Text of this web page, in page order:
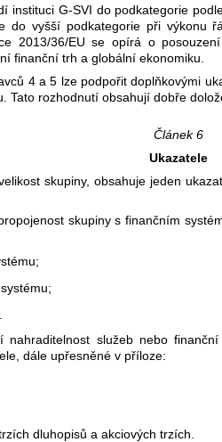
G-SVI do podkategorie
do vyšší podkategorie při výkonu
2013/36/EU se opírá o
finanční trh a globální ekonomiku.
4 a 5 lze podpořit doplňkovými
Tato rozhodnutí obsahují dobře
Článek 6
Ukazatele
skupiny, obsahuje jeden
skupiny s finančním
služeb nebo finanční
dále upřesněné v příloze:
dluhopisů a akciových trzích.